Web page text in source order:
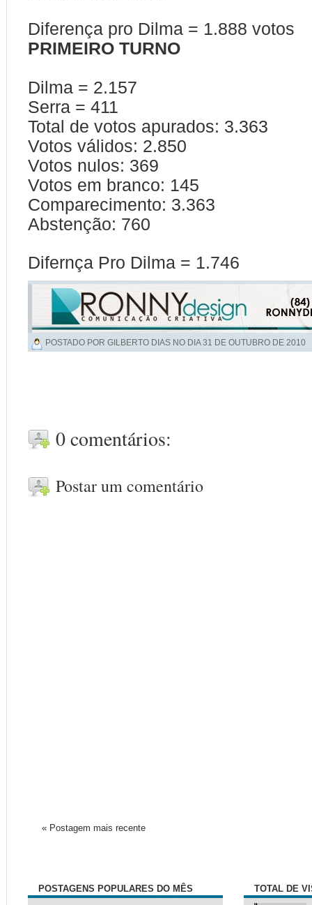
Diferença pro Dilma = 1.888 votos
PRIMEIRO TURNO
Dilma = 2.157
Serra = 411
Total de votos apurados: 3.363
Votos válidos: 2.850
Votos nulos: 369
Votos em branco: 145
Comparecimento: 3.363
Abstenção: 760
Difernça Pro Dilma = 1.746
POSTADO POR GILBERTO DIAS NO DIA31 DE OUTUBRO DE 2010
0 comentários:
Postar um comentário
« Postagem mais recente
POSTAGENS POPULARES DO MÊS TOTAL DE